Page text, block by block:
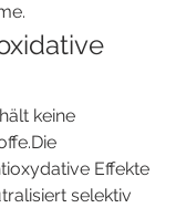
keine
Effekte
selektiv